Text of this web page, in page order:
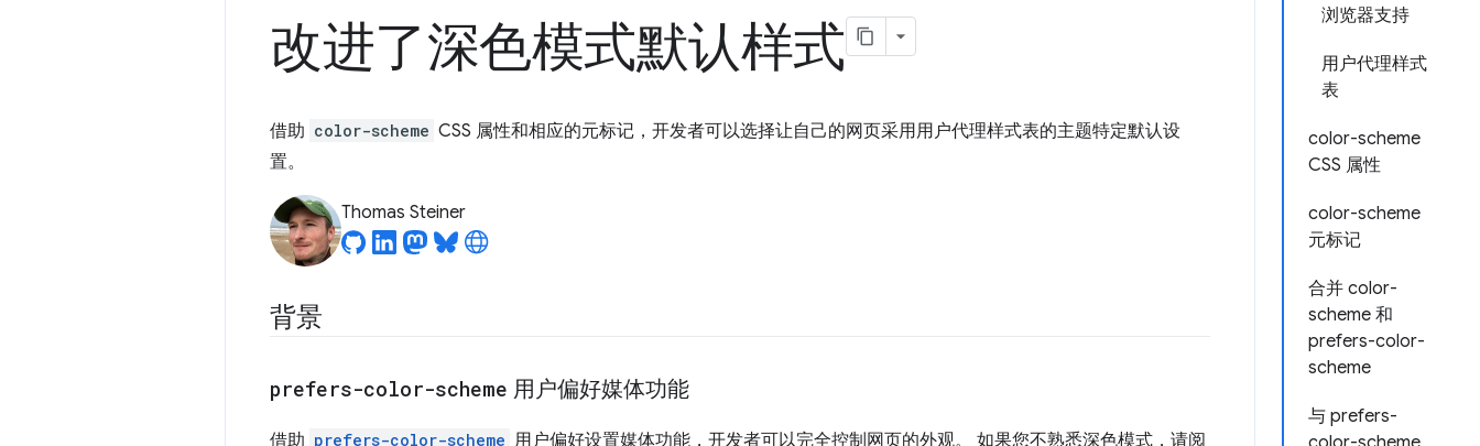
浏览器支持
用户代理样式
表
color-scheme
CSS 属性
color-scheme
元标记
合并 color-
scheme 和
prefers-color-
scheme
与 prefers-
改进了深色模式默认样式
借助 color-scheme CSS 属性和相应的元标记，开发者可以选择让自己的网页采用用户代理样式表的主题特定默认设
置。
Thomas Steiner
背景
prefers-color-scheme 用户偏好媒体功能
借助 prefers-color-scheme 用户偏好设置媒体功能，开发者可以完全控制网页的外观。 如果您不熟悉深色模式，请阅